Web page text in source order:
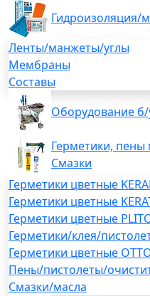
Гидроизоляция/
Ленты/манжеты/углы
Мембраны
Составы
Оборудование
Герметики,
Смазки
Герметики цветные
Герметики цветные
Герметики цветные
Герметики/клея/
Герметики цветные
Пены/пистолеты/
Смазки/масла